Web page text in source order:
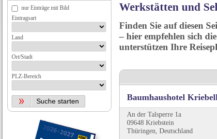
Werkstätten und
Finden Sie auf diesen
– hier empfehlen sich
unterstützen Ihre
Baumhaushotel
An der Talsperre 1a
09648 Kriebstein
Thüringen, Deutschland
nur Einträge mit Bild
Eintragsart
Land
Ort/Stadt
PLZ-Bereich